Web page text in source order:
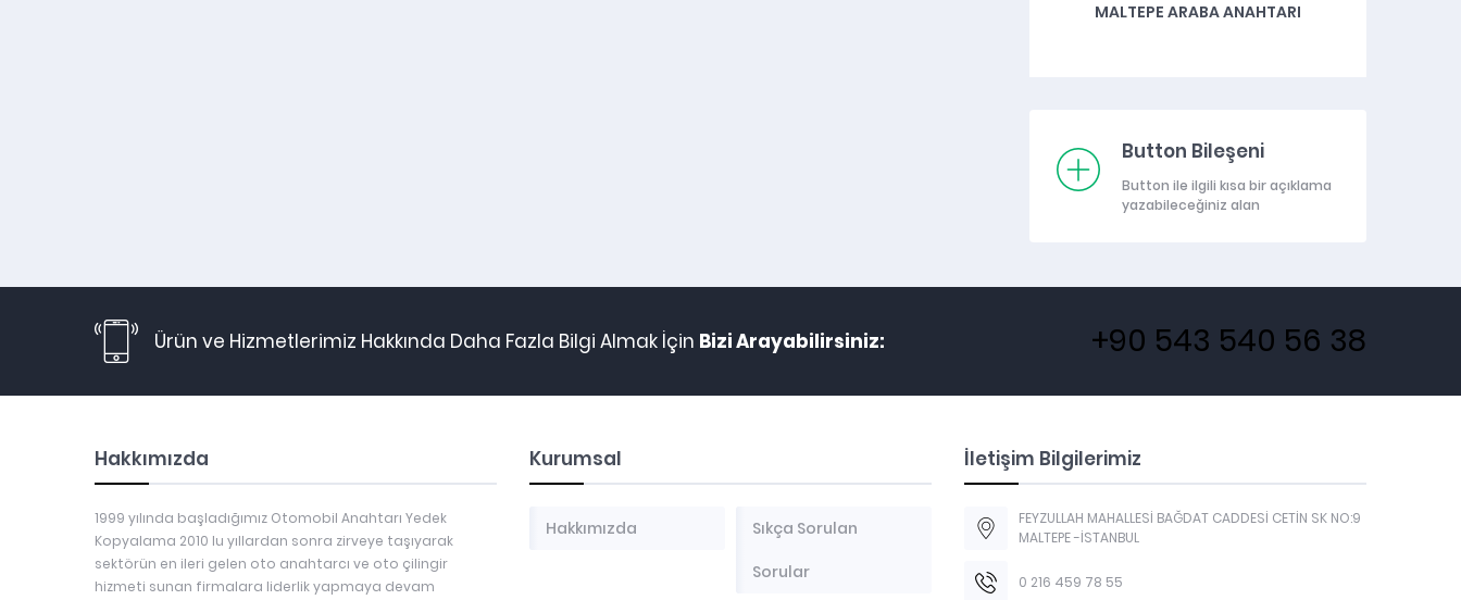
MALTEPE ARABA ANAHTARI
Button Bileşeni
Button ile ilgili kısa bir açıklama
yazabileceğiniz alan
Ürün ve Hizmetlerimiz Hakkında Daha Fazla Bilgi Almak İçin Bizi Arayabilirsiniz: +90 543 540 56 38
Hakkımızda
1999 yılında başladığımız Otomobil Anahtarı Yedek
Kopyalama 2010 lu yıllardan sonra zirveye taşıyarak
sektörün en ileri gelen oto anahtarcı ve oto çilingir
hizmeti sunan firmalara liderlik yapmaya devam
Kurumsal
Hakkımızda
Sıkça Sorulan
Sorular
İletişim Bilgilerimiz
FEYZULLAH MAHALLESİ BAĞDAT CADDESİ CETİN SK NO:9
MALTEPE -İSTANBUL
0 216 459 78 55